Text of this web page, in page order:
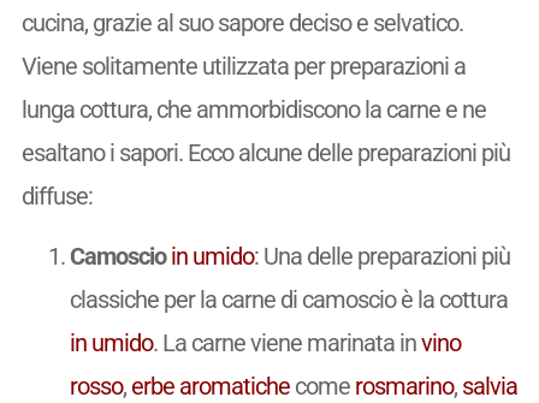
cucina, grazie al suo sapore deciso e selvatico.
Viene solitamente utilizzata per preparazioni a
lunga cottura, che ammorbidiscono la carne e ne
esaltano i sapori. Ecco alcune delle preparazioni più
diffuse:
Camoscioin umido: Una delle preparazioni più
classiche per la carne di camoscio è la cottura
in umido. La carne viene marinata invino
rosso, erbe aromatichecome rosmarino, salvia